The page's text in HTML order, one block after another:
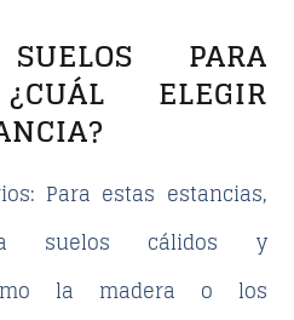
PARA
ELEGIR
: Para estas estancias,
suelos cálidos y
la madera o los